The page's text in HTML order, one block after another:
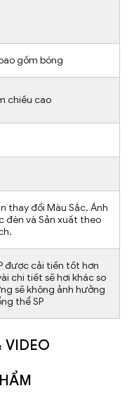
gồm bóng
chiều cao
thay đổi Màu Sắc, Ánh
đèn và Sản xuất theo
được cải tiến tốt hơn
chi tiết sẽ hơi khác so
sẽ không ảnh hưởng
thể SP
VIDEO